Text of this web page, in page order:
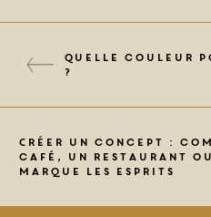
Quelle couleur
?
Créer un concept :
café, un restaurant
marque les esprits